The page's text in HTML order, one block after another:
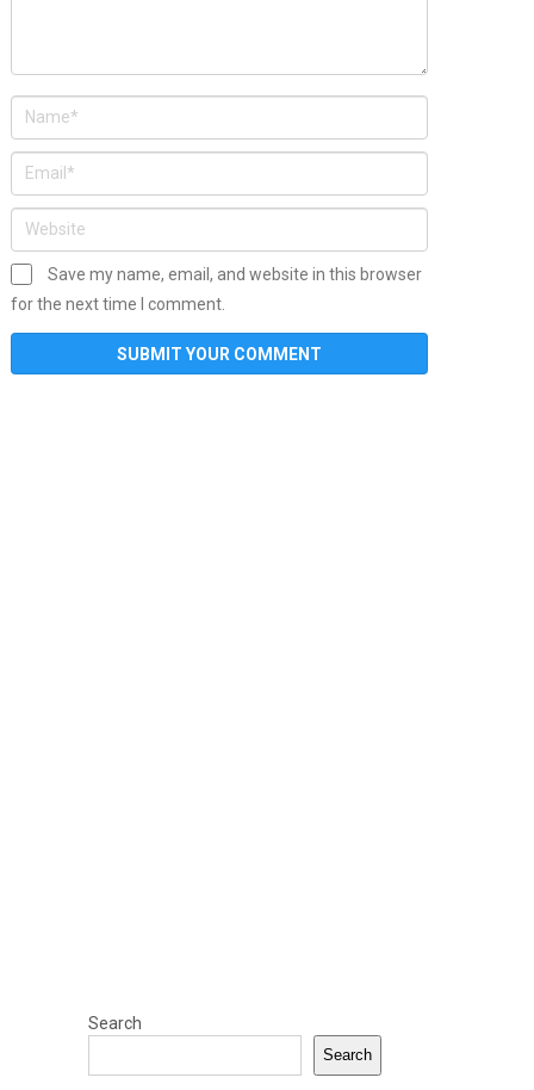
Save my name, email, and website in this browser
for the next time I comment.
Search
Search